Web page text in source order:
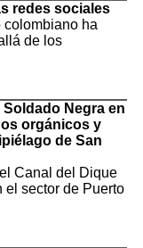
redes sociales
colombiano ha
de los
Negra en
orgánicos y
de San
Canal del Dique
el sector de Puerto